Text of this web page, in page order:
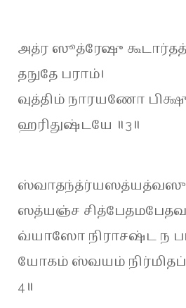
அத்ர ஸூத்ரேஷு
தநுதே பராம்।
வுத்திம் நாரயணோ
ஹரிதுஷ்டயே ॥3॥
ஸத்யஞ்ச
வ்யாஸோ நிராசஷ்ட ந
யோகம் ஸ்வயம்
4॥